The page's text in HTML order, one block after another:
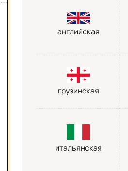
английская
грузинская
итальянская